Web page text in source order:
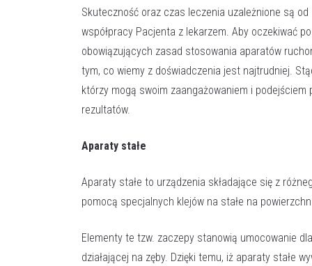
Skuteczność oraz czas leczenia uzależnione są
współpracy Pacjenta z lekarzem. Aby oczekiwać
obowiązujących zasad stosowania aparatów
tym, co wiemy z doświadczenia jest najtrudniej.
którzy mogą swoim zaangażowaniem i
rezultatów.
Aparaty stałe
Aparaty stałe to urządzenia składające się z
pomocą specjalnych klejów na stałe na
Elementy te tzw. zaczepy stanowią umocowanie
działającej na zęby. Dzięki temu, iż aparaty stałe